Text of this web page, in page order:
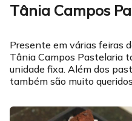
Tânia Campos
Presente em várias feiras
Tânia Campos Pastelaria
unidade fixa. Além dos
também são muito